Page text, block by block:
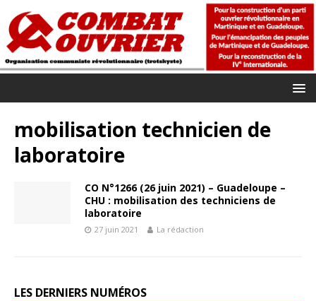
mobilisation technicien de
laboratoire
CO N°1266 (26 juin 2021) – Guadeloupe –
CHU : mobilisation des techniciens de
laboratoire
27 juin 2021 La rédaction
LES DERNIERS NUMÉROS